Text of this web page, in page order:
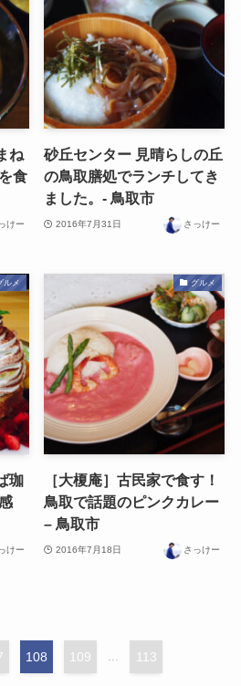
ね
食
けー
砂丘センター 見晴らしの丘
の鳥取膳処でランチしてき
ました。- 鳥取市
2016年7月31日 さっけー
ルメ
珈
けー
グルメ
［大榎庵］古民家で食す！
鳥取で話題のピンクカレー
– 鳥取市
2016年7月18日 さっけー
108 109 ... 113